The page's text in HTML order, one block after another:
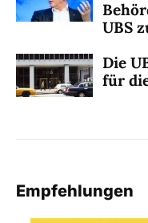
UBS
Die
für
Empfehlungen